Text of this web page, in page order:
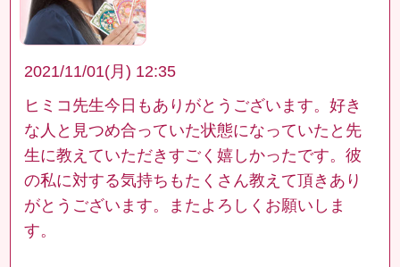
2021/11/01(月) 12:35
ヒミコ先生今日もありがとうございます。好き
な人と見つめ合っていた状態になっていたと先
生に教えていただきすごく嬉しかったです。彼
の私に対する気持ちもたくさん教えて頂きあり
がとうございます。またよろしくお願いしま
す。